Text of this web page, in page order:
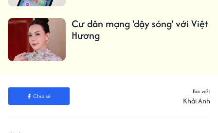
Cư dân mạng 'dậy sóng' với Việt
Hương
Chia sẻ
Bài viết
Khải Anh